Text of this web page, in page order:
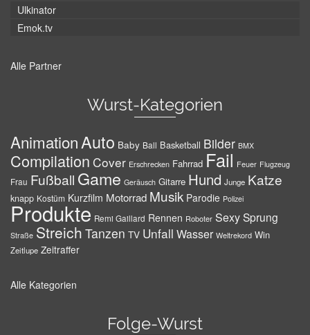
Ulkinator
Emok.tv
Alle Partner
Wurst-Kategorien
AnimationAuto Baby Ball Basketball Bilder BMX
Compilation Cover Erschrecken Fahrrad Fail Feuer Flugzeug
Frau Fußball Game Geräusch Gitarre Hund Junge Katze
knapp Kostüm Kurzfilm Motorrad Musik Parodie Polizei
Produkte Remi Gaillard Rennen Roboter SexySprung
Straße Streich Tanzen TV Unfall Wasser Weltrekord Win
Zeitlupe Zeitraffer
Alle Kategorien
Folge-Wurst